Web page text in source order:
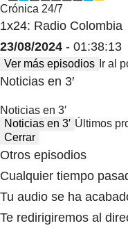
Crónica 24/7
1x24: Radio Colombia
23/08/2024 - 01:38:13
Ver más episodios Ir al
Noticias en 3′
Noticias en 3′
Noticias en 3′ Últimos
Cerrar
Otros episodios
Cualquier tiempo
Tu audio se ha
Te redirigiremos al